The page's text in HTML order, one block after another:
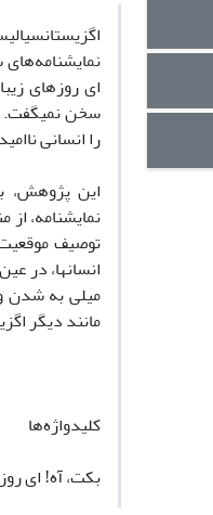
ای روزهای
سخن نمیگفت.
را انسانی
این پژوهش،
نمایشنامه،
توصیف
انسانها، در
میلی به شدن و
مانند دیگر
کلیدواژه‌ها
بکت، آه! ای